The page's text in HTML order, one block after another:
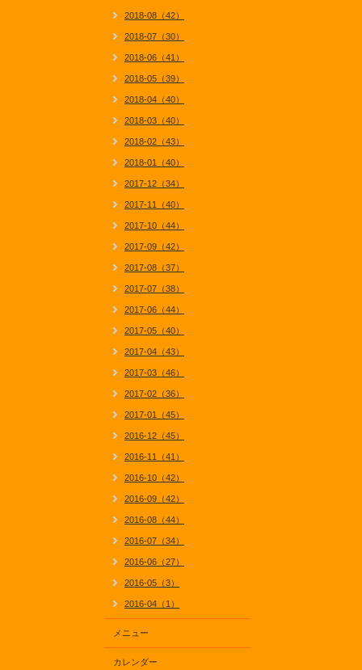
2018-08（42）
2018-07（30）
2018-06（41）
2018-05（39）
2018-04（40）
2018-03（40）
2018-02（43）
2018-01（40）
2017-12（34）
2017-11（40）
2017-10（44）
2017-09（42）
2017-08（37）
2017-07（38）
2017-06（44）
2017-05（40）
2017-04（43）
2017-03（46）
2017-02（36）
2017-01（45）
2016-12（45）
2016-11（41）
2016-10（42）
2016-09（42）
2016-08（44）
2016-07（34）
2016-06（27）
2016-05（3）
2016-04（1）
メニュー
カレンダー